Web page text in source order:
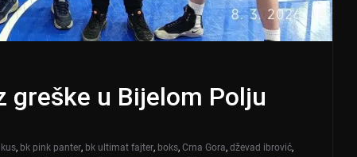
greške u Bijelom Polju
, bk pink panter, bk ultimat fajter, boks, Crna Gora, dževad ibrović,